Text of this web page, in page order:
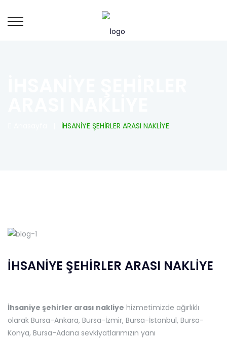
İHSANİYE ŞEHİRLER ARASI NAKLİYE
İHSANİYE ŞEHİRLER ARASI NAKLİYE
İhsaniye şehirler arası nakliye hizmetimizde ağırlıklı
olarak Bursa-Ankara, Bursa-İzmir, Bursa-İstanbul, Bursa-
Konya, Bursa-Adana sevkiyatlarımızın yanı